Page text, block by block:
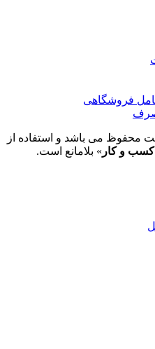
فروشگاهی
محفوظ می باشد و استفاده از
کسب و کار » بلامانع است.